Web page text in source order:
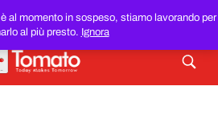
al momento in sospeso, stiamo lavorando per
al più presto. Ignora
RICONDIZIONATIAL MIGLIOR
PREZZO DEL WEB!